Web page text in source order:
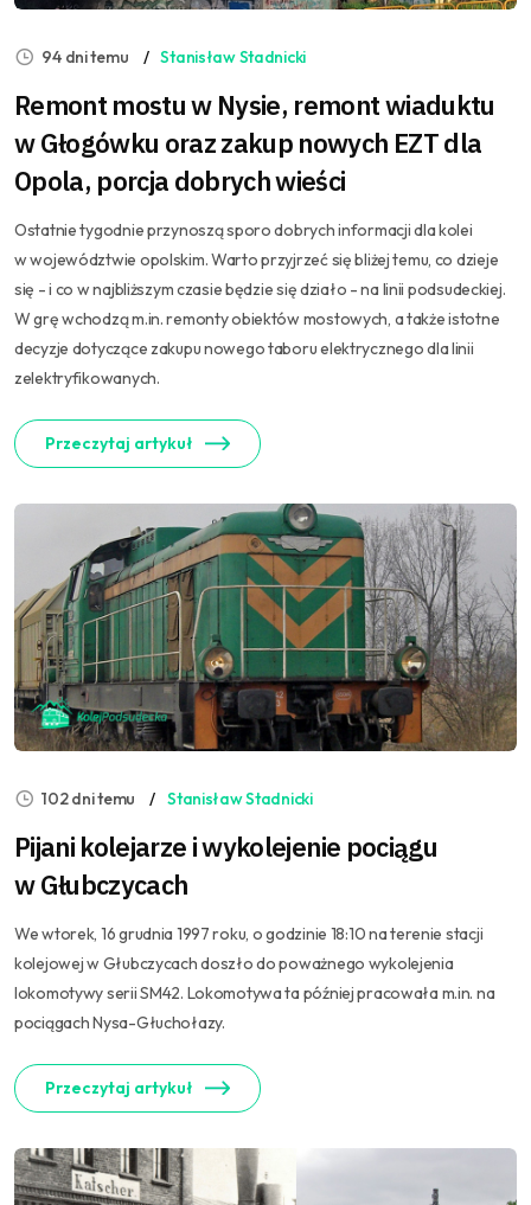
94 dni temu Stanisław Stadnicki
Remont mostu w Nysie, remont wiaduktu
w Głogówku oraz zakup nowych EZT dla
Opola, porcja dobrych wieści
Ostatnie tygodnie przynoszą sporo dobrych informacji dla kolei
w województwie opolskim. Warto przyjrzeć się bliżej temu, co dzieje
się - i co w najbliższym czasie będzie się działo - na linii podsudeckiej.
W grę wchodzą m.in. remonty obiektów mostowych, a także istotne
decyzje dotyczące zakupu nowego taboru elektrycznego dla linii
zelektryfikowanych.
Przeczytaj artykuł
102 dni temu Stanisław Stadnicki
Pijani kolejarze i wykolejenie pociągu
w Głubczycach
We wtorek, 16 grudnia 1997 roku, o godzinie 18:10 na terenie stacji
kolejowej w Głubczycach doszło do poważnego wykolejenia
lokomotywy serii SM42. Lokomotywa ta później pracowała m.in. na
pociągach Nysa-Głuchołazy.
Przeczytaj artykuł